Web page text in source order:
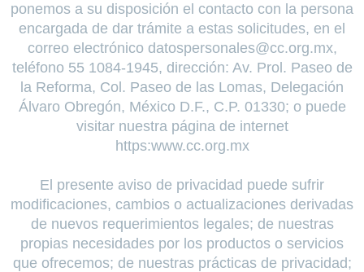
ponemos a su disposición el contacto con la persona
encargada de dar trámite a estas solicitudes, en el
correo electrónico datospersonales@cc.org.mx,
teléfono 55 1084-1945, dirección: Av. Prol. Paseo de
la Reforma, Col. Paseo de las Lomas, Delegación
Álvaro Obregón, México D.F., C.P. 01330; o puede
visitar nuestra página de internet
https:www.cc.org.mx
El presente aviso de privacidad puede sufrir
modificaciones, cambios o actualizaciones derivadas
de nuevos requerimientos legales; de nuestras
propias necesidades por los productos o servicios
que ofrecemos; de nuestras prácticas de privacidad;